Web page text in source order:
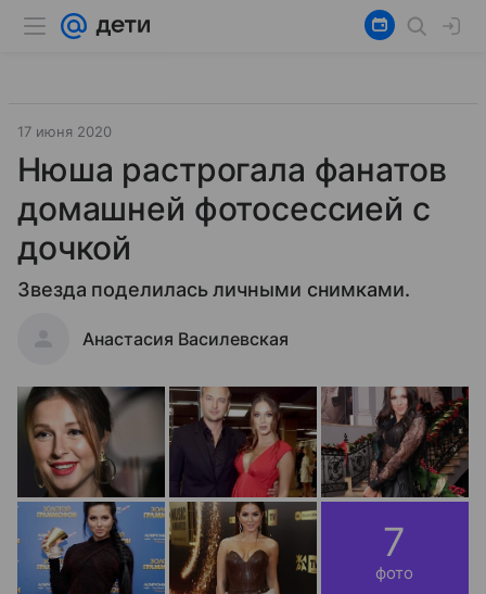
17 июня 2020
Нюша растрогала фанатов
домашней фотосессией с
дочкой
Звезда поделилась личными снимками.
Анастасия Василевская
7
фото